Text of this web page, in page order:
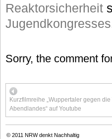
Reaktorsicherheit
Jugendkongresses
Sorry, the comment
Kurzfilmreihe „Wuppertaler gegen
Abendlandes“ auf Youtube
© 2011 NRW denkt Nachhaltig